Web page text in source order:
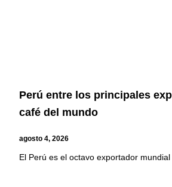
Perú entre los principales
café del mundo
agosto 4, 2026
El Perú es el octavo exportador